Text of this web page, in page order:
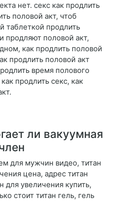
нет. секс как продлить
половой акт, чтоб
таблеткой продлить
продляют половой акт,
как продлить половой
продлить половой акт
время полового
продлить секс, как
ли вакуумная
для мужчин видео, титан
цена, адрес титан
для увеличения купить,
стоит титан гель, гель